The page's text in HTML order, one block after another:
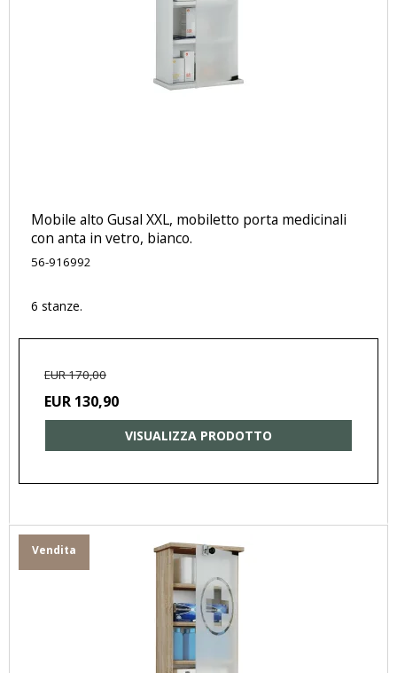
Mobile alto Gusal XXL, mobiletto porta medicinali
con anta in vetro, bianco.
56-916992
6 stanze.
EUR 170,00
EUR 130,90
VISUALIZZA PRODOTTO
Vendita